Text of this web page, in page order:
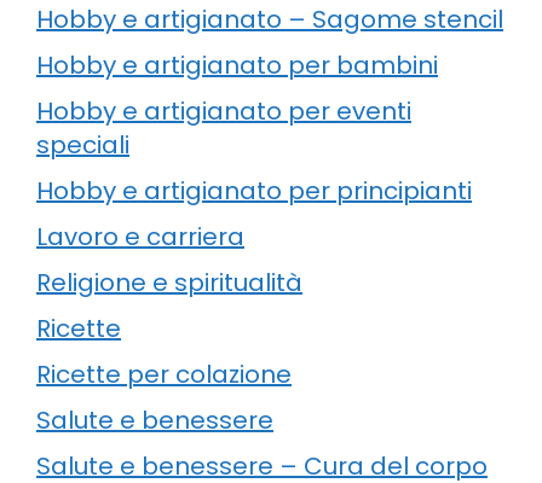
Hobby e artigianato – Sagome stencil
Hobby e artigianato per bambini
Hobby e artigianato per eventi
speciali
Hobby e artigianato per principianti
Lavoro e carriera
Religione e spiritualità
Ricette
Ricette per colazione
Salute e benessere
Salute e benessere – Cura del corpo